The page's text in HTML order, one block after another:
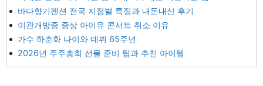
바다향기펜션 전국 지점별 특징과 내돈내산 후기
이관개방증 증상 아이유 콘서트 취소 이유
가수 하춘화 나이와 데뷔 65주년
2026년 주주총회 선물 준비 팁과 추천 아이템